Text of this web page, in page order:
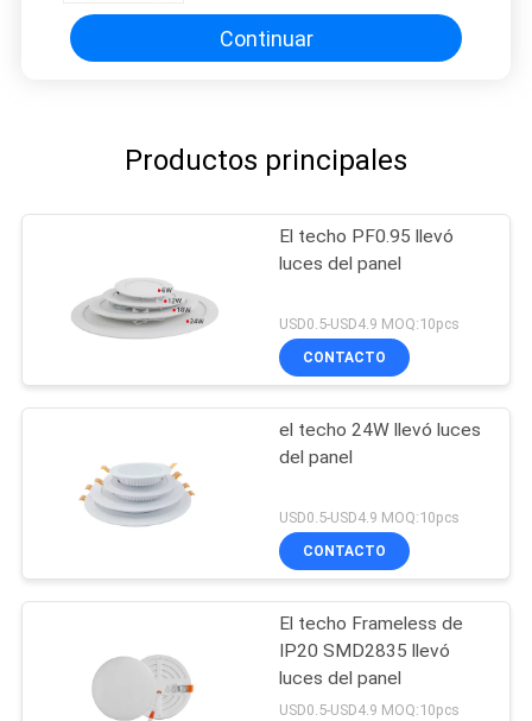
Continuar
Productos principales
El techo PF0.95 llevó
luces del panel
USD0.5-USD4.9 MOQ:10pcs
CONTACTO
el techo 24W llevó luces
del panel
USD0.5-USD4.9 MOQ:10pcs
CONTACTO
El techo Frameless de
IP20 SMD2835 llevó
luces del panel
USD0.5-USD4.9 MOQ:10pcs